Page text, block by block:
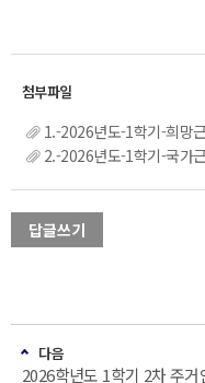
1.-2026년도-1학기-희망
2.-2026년도-1학기-국가
답글쓰기
다음
2026학년도 1학기 2차 주